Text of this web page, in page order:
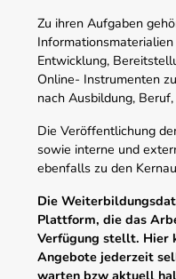
Zu ihren Aufgaben
Entwicklung,
Online- Instrumenten
nach Ausbildung,
Die Veröffentlichung
sowie interne und
ebenfalls zu den
Die
Plattform, die das
Verfügung stellt. Hier
Angebote jederzeit
warten bzw aktuell